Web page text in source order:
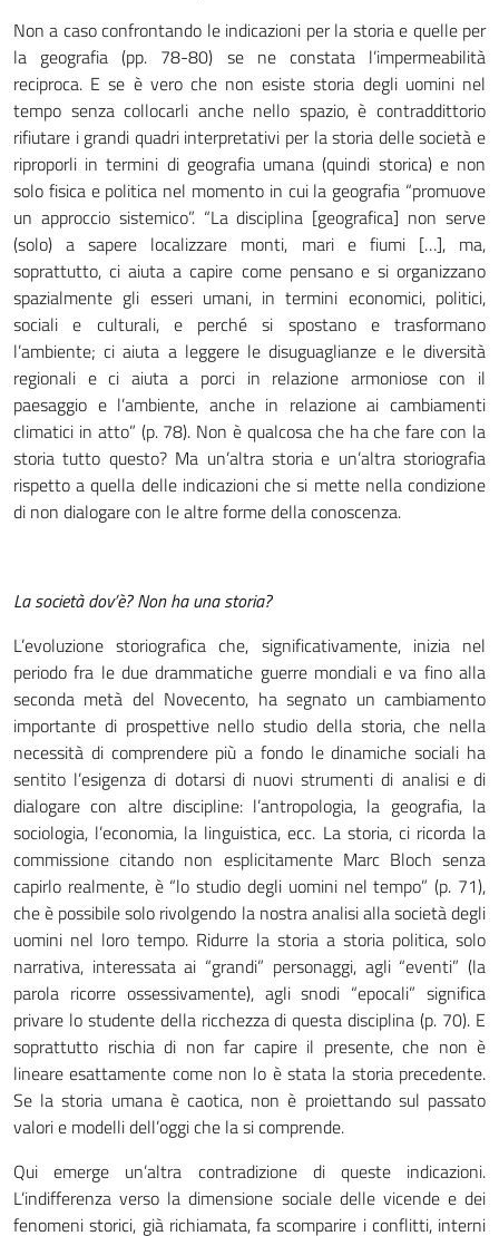
Non a caso confrontando le indicazioni per la storia e quelle per
la geografia (pp. 78-80) se ne constata l’impermeabilità
reciproca. E se è vero che non esiste storia degli uomini nel
tempo senza collocarli anche nello spazio, è contraddittorio
rifiutare i grandi quadri interpretativi per la storia delle società e
riproporli in termini di geografia umana (quindi storica) e non
solo fisica e politica nel momento in cui la geografia “promuove
un approccio sistemico”. “La disciplina [geografica] non serve
(solo) a sapere localizzare monti, mari e fiumi […], ma,
soprattutto, ci aiuta a capire come pensano e si organizzano
spazialmente gli esseri umani, in termini economici, politici,
sociali e culturali, e perché si spostano e trasformano
l’ambiente; ci aiuta a leggere le disuguaglianze e le diversità
regionali e ci aiuta a porci in relazione armoniose con il
paesaggio e l’ambiente, anche in relazione ai cambiamenti
climatici in atto” (p. 78). Non è qualcosa che ha che fare con la
storia tutto questo? Ma un’altra storia e un’altra storiografia
rispetto a quella delle indicazioni che si mette nella condizione
di non dialogare con le altre forme della conoscenza.
La società dov’è? Non ha una storia?
L’evoluzione storiografica che, significativamente, inizia nel
periodo fra le due drammatiche guerre mondiali e va fino alla
seconda metà del Novecento, ha segnato un cambiamento
importante di prospettive nello studio della storia, che nella
necessità di comprendere più a fondo le dinamiche sociali ha
sentito l’esigenza di dotarsi di nuovi strumenti di analisi e di
dialogare con altre discipline: l’antropologia, la geografia, la
sociologia, l’economia, la linguistica, ecc. La storia, ci ricorda la
commissione citando non esplicitamente Marc Bloch senza
capirlo realmente, è “lo studio degli uomini nel tempo” (p. 71),
che è possibile solo rivolgendo la nostra analisi alla società degli
uomini nel loro tempo. Ridurre la storia a storia politica, solo
narrativa, interessata ai “grandi” personaggi, agli “eventi” (la
parola ricorre ossessivamente), agli snodi “epocali” significa
privare lo studente della ricchezza di questa disciplina (p. 70). E
soprattutto rischia di non far capire il presente, che non è
lineare esattamente come non lo è stata la storia precedente.
Se la storia umana è caotica, non è proiettando sul passato
valori e modelli dell’oggi che la si comprende.
Qui emerge un’altra contradizione di queste indicazioni.
L’indifferenza verso la dimensione sociale delle vicende e dei
fenomeni storici, già richiamata, fa scomparire i conflitti, interni